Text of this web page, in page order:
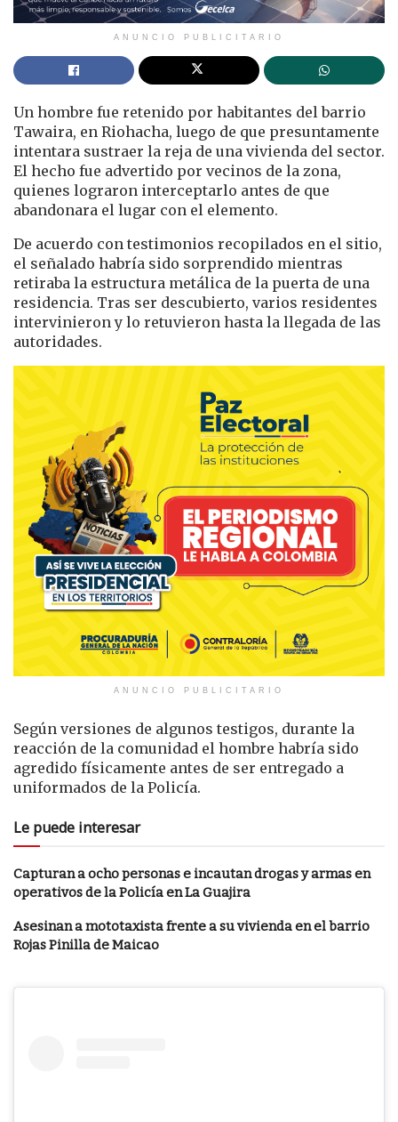
ANUNCIO PUBLICITARIO
Un hombre fue retenido por habitantes del barrio
Tawaira, en Riohacha, luego de que presuntamente
intentara sustraer la reja de una vivienda del sector.
El hecho fue advertido por vecinos de la zona,
quienes lograron interceptarlo antes de que
abandonara el lugar con el elemento.
De acuerdo con testimonios recopilados en el sitio,
el señalado habría sido sorprendido mientras
retiraba la estructura metálica de la puerta de una
residencia. Tras ser descubierto, varios residentes
intervinieron y lo retuvieron hasta la llegada de las
autoridades.
ANUNCIO PUBLICITARIO
Según versiones de algunos testigos, durante la
reacción de la comunidad el hombre habría sido
agredido físicamente antes de ser entregado a
uniformados de la Policía.
Le puede interesar
Capturan a ocho personas e incautan drogas y armas en
operativos de la Policía en La Guajira
Asesinan a mototaxista frente a su vivienda en el barrio
Rojas Pinilla de Maicao